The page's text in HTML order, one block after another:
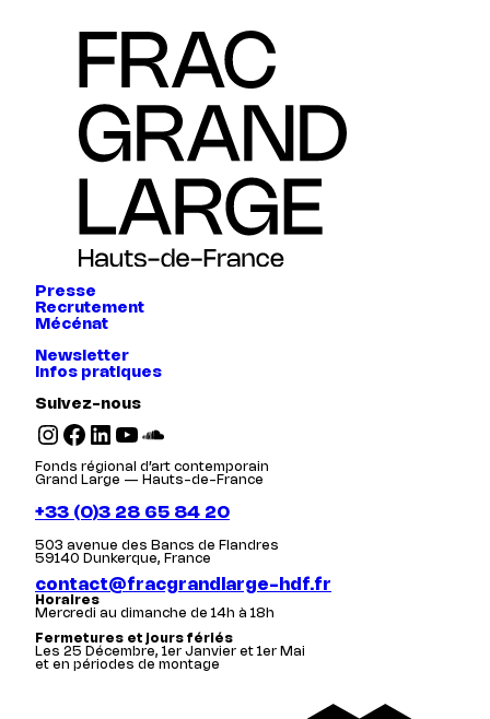
Presse
Recrutement
Mécénat
Newsletter
Infos pratiques
Suivez-nous
Instagram Facebook LinkedIn YouTube SoundCloud
Fonds régional d’art contemporain
Grand Large — Hauts-de-France
+33 (0)3 28 65 84 20
503 avenue des Bancs de Flandres
59140 Dunkerque, France
contact@fracgrandlarge-hdf.fr
Horaires
Mercredi au dimanche de 14h à 18h
Fermetures et jours fériés
Les 25 Décembre, 1er Janvier et 1er Mai
et en périodes de montage